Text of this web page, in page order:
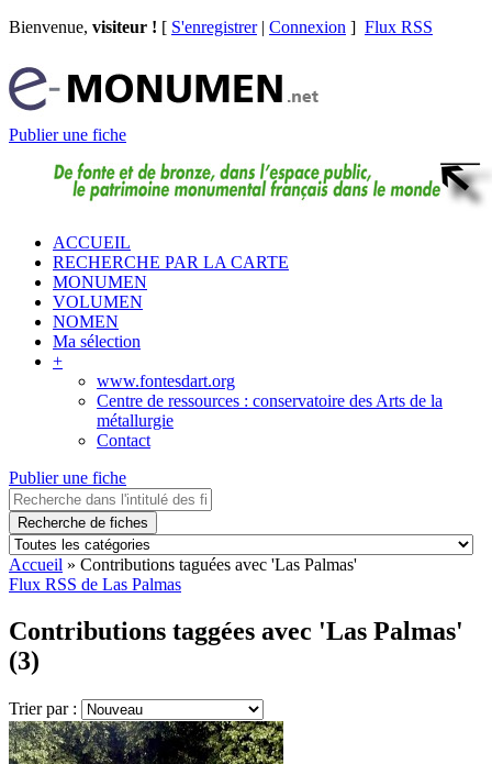
Bienvenue, visiteur ! [ S'enregistrer| Connexion ] Flux RSS
Publier une fiche
ACCUEIL
RECHERCHE PAR LA CARTE
MONUMEN
VOLUMEN
NOMEN
Ma sélection
+
www.fontesdart.org
Centre de ressources : conservatoire des Arts de la
métallurgie
Contact
Publier une fiche
Recherche de fiches
Accueil » Contributions taguées avec 'Las Palmas'
Flux RSS de Las Palmas
Contributions taggées avec 'Las Palmas'
(3)
Trier par :